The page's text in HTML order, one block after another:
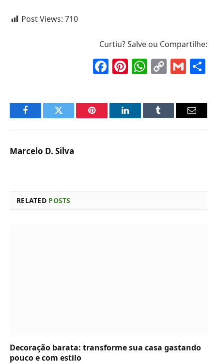
Post Views: 710
Curtiu? Salve ou Compartilhe:
Facebook
Pinterest
Copy
FacebookTwitter Pinterest LinkedInTumblr Email
Marcelo D. Silva
RELATED POSTS
Decoração barata: transforme sua casa gastando
pouco e com estilo